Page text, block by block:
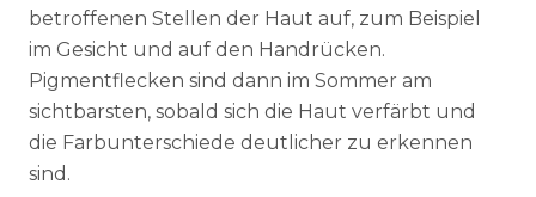
betroffenen Stellen der Haut auf, zum Beispiel
im Gesicht und auf den Handrücken.
Pigmentflecken sind dann im Sommer am
sichtbarsten, sobald sich die Haut verfärbt und
die Farbunterschiede deutlicher zu erkennen
sind.